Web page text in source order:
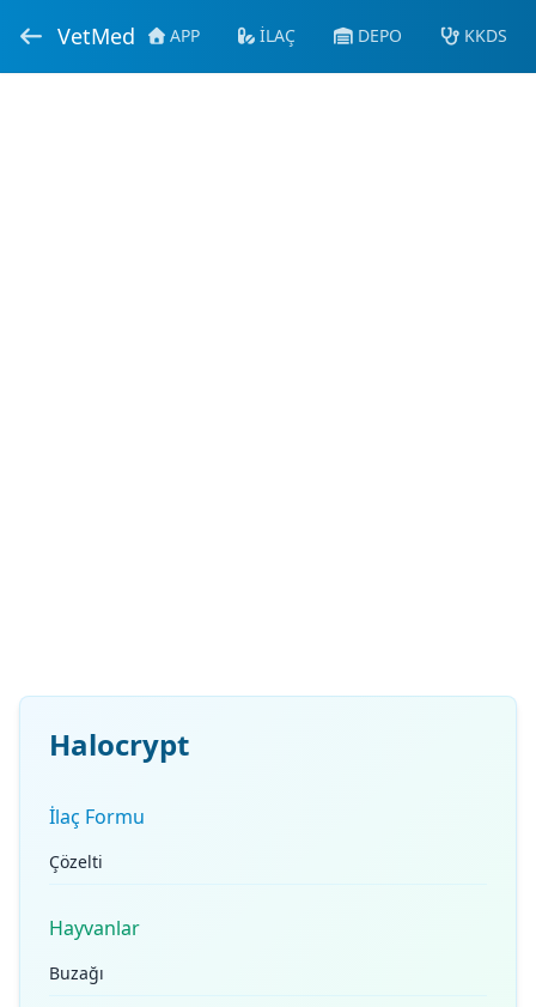
VetMed APP İLAÇ DEPO KKDS
Halocrypt
İlaç Formu
Çözelti
Hayvanlar
Buzağı